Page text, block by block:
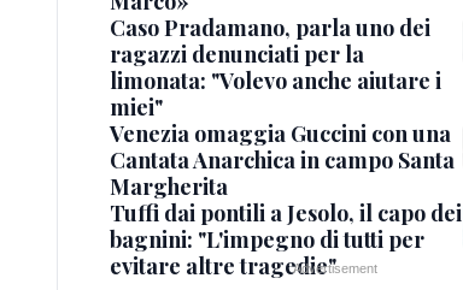
Caso Pradamano, parla uno dei
ragazzi denunciati per la
limonata: "Volevo anche aiutare i
miei"
Venezia omaggia Guccini con una
Cantata Anarchica in campo Santa
Margherita
Tuffi dai pontili a Jesolo, il capo dei
bagnini: "L'impegno di tutti per
evitare altre tragedie"